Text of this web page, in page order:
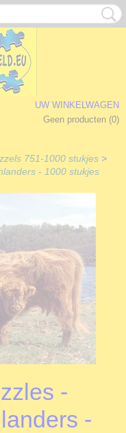
UW WINKELWAGEN
Geen producten (0)
751-1000 stukjes >
- 1000 stukjes
-
-